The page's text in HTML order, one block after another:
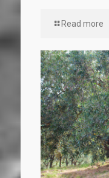
Read more